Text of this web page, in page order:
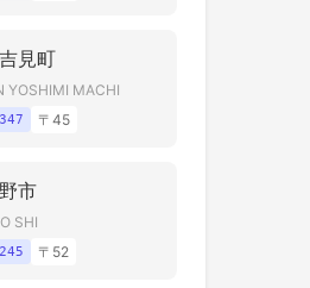
見町
YOSHIMI MACHI
〒 45
市
SHI
〒 52